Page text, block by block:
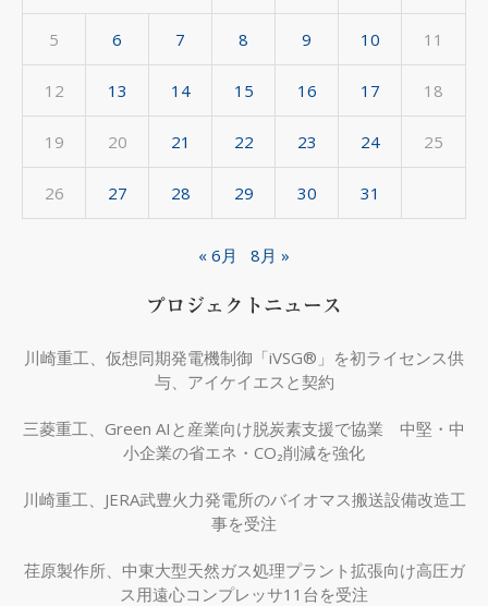
5 6 7 8 9 10 11
12 13 14 15 16 17 18
19 20 21 22 23 24 25
26 27 28 29 30 31
« 6月 8月 »
プロジェクトニュース
川崎重工、仮想同期発電機制御「iVSG®」を初ライセンス供
与、アイケイエスと契約
三菱重工、Green AIと産業向け脱炭素支援で協業 中堅・中
小企業の省エネ・CO₂削減を強化
川崎重工、JERA武豊火力発電所のバイオマス搬送設備改造工
事を受注
荏原製作所、中東大型天然ガス処理プラント拡張向け高圧ガ
ス用遠心コンプレッサ11台を受注